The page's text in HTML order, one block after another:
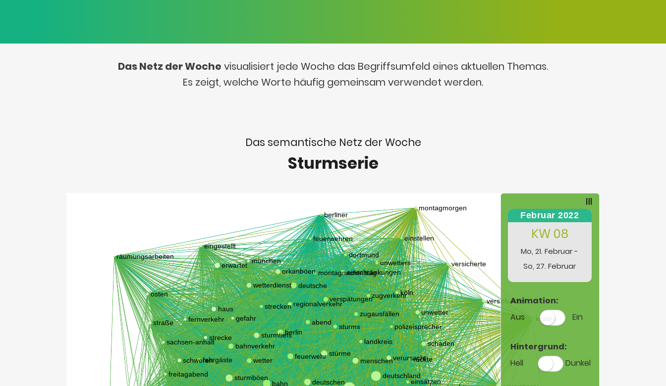
Das Netz der Woche visualisiert jede Woche das Begriffsumfeld eines aktuellen Themas.
Es zeigt, welche Worte häufig gemeinsam verwendet werden.
Das semantische Netz der Woche
Sturmserie
Februar 2022
KW 08
Mo, 21. Februar -
So, 27. Februar
Animation:
Aus
Ein
Hintergrund:
Hell
Dunkel